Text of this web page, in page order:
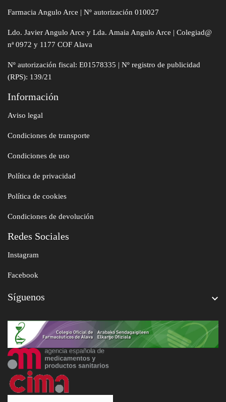
Farmacia Angulo Arce | Nº autorización 010027
Ldo. Javier Angulo Arce y Lda. Amaia Angulo Arce | Colegiad@
nª 0972 y 1177 COF Alava
Nº autorización fiscal: E01578335 | Nº registro de publicidad
(RPS): 139/21
Información
Aviso legal
Condiciones de transporte
Condiciones de uso
Política de privacidad
Política de cookies
Condiciones de devolución
Redes Sociales
Instagram
Facebook
Síguenos 